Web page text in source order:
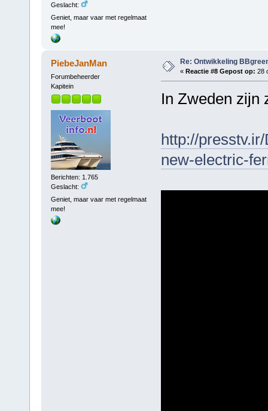
Geslacht:
Geniet, maar vaar met regelmaat
mee!
PiebeJanMan
Forumbeheerder
Kapitein
Berichten: 1.765
Geslacht:
Geniet, maar vaar met regelmaat
mee!
Re: Ontwikkeling
« Reactie #8 Gepost op: 28
In Zweden zijn
http://
new-electric-